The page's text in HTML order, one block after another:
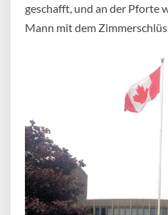
geschafft, und an der Pforte
Mann mit dem